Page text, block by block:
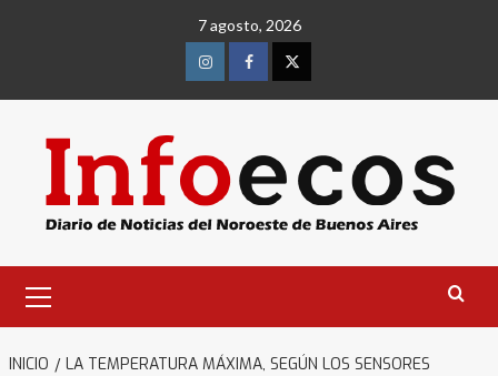
7 agosto, 2026
InstagramFacebookTwitter
primario
INICIO
LA TEMPERATURA MÁXIMA, SEGÚN LOS SENSORES